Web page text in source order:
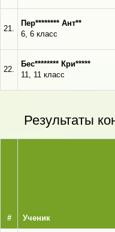
21.
Пер******** Ант**
6, 6 класс
22.
Бес******** Кри*****
11, 11 класс
Результаты
# Ученик